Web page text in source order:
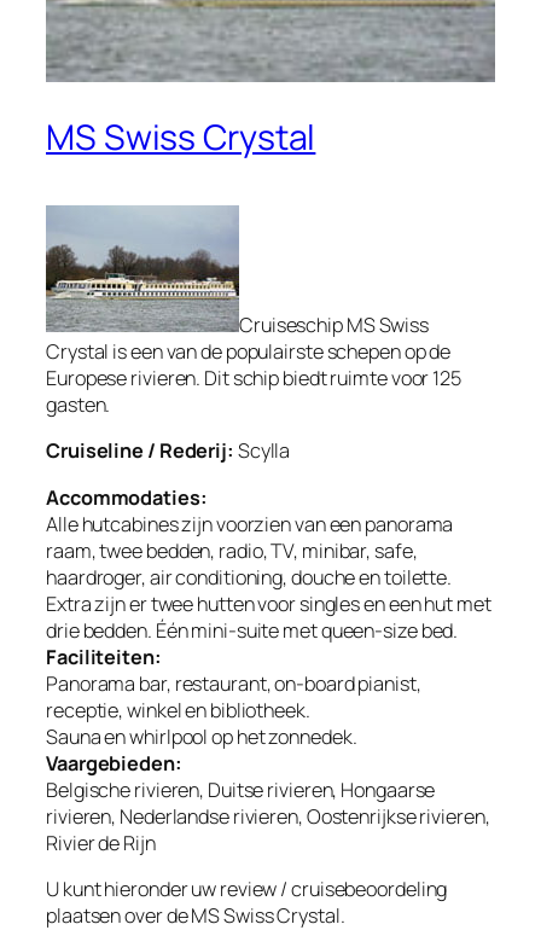
MS Swiss Crystal
Cruiseschip MS Swiss
Crystal is een van de populairste schepen op de
Europese rivieren. Dit schip biedt ruimte voor 125
gasten.
Cruiseline / Rederij: Scylla
Accommodaties:
Alle hutcabines zijn voorzien van een panorama
raam, twee bedden, radio, TV, minibar, safe,
haardroger, air conditioning, douche en toilette.
Extra zijn er twee hutten voor singles en een hut met
drie bedden. Één mini-suite met queen-size bed.
Faciliteiten:
Panorama bar, restaurant, on-board pianist,
receptie, winkel en bibliotheek.
Sauna en whirlpool op het zonnedek.
Vaargebieden:
Belgische rivieren, Duitse rivieren, Hongaarse
rivieren, Nederlandse rivieren, Oostenrijkse rivieren,
Rivier de Rijn
U kunt hieronder uw review / cruisebeoordeling
plaatsen over de MS Swiss Crystal.